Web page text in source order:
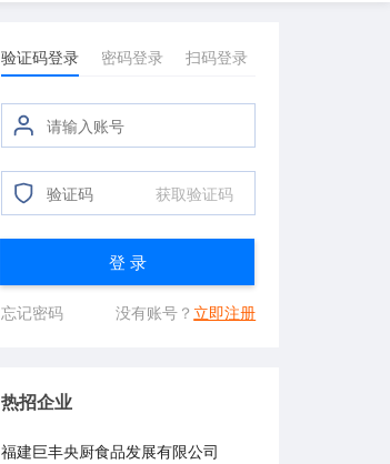
验证码登录 密码登录 扫码登录
获取验证码
登 录
忘记密码 没有账号？ 立即注册
热招企业
福建巨丰央厨食品发展有限公司